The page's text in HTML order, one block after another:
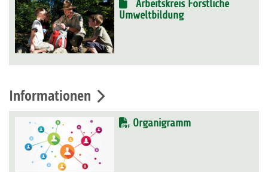
Arbeitskreis Forstliche
Umweltbildung
Informationen
Organigramm